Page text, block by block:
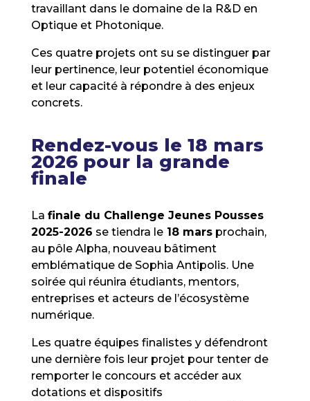
travaillant dans le domaine de la R&D en
Optique et Photonique.
Ces quatre projets ont su se distinguer par
leur pertinence, leur potentiel économique
et leur capacité à répondre à des enjeux
concrets.
Rendez-vous le 18 mars
2026 pour la grande
finale
La finale du Challenge Jeunes Pousses
2025-2026 se tiendra le18 marsprochain,
au pôle Alpha, nouveau bâtiment
emblématique de Sophia Antipolis. Une
soirée qui réunira étudiants, mentors,
entreprises et acteurs de l’écosystème
numérique.
Les quatre équipes finalistes y défendront
une dernière fois leur projet pour tenter de
remporter le concours et accéder aux
dotations et dispositifs